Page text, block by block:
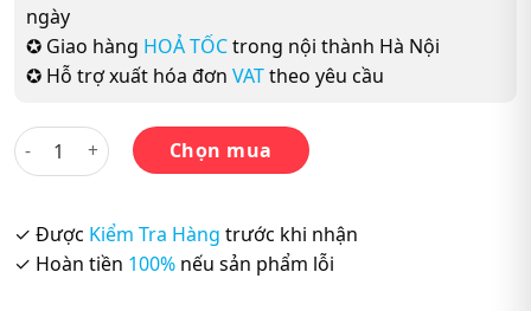
ngày
✪ Giao hàng HOẢ TỐCtrong nội thành Hà Nội
✪ Hỗ trợ xuất hóa đơn VATtheo yêu cầu
Cambridge Kid’s Box 5 Pupil’s Book (Updated Second
Chọn mua
✓ Được Kiểm Tra Hàng trước khi nhận
✓ Hoàn tiền 100% nếu sản phẩm lỗi